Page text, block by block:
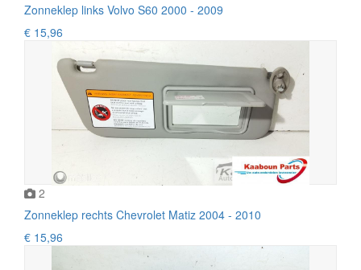
Zonneklep links Volvo S60 2000 - 2009
€ 15,96
2
Zonneklep rechts Chevrolet Matiz 2004 - 2010
€ 15,96